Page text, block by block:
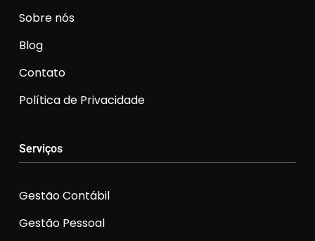
Sobre nós
Blog
Contato
Política de Privacidade
Serviços
Gestão Contábil
Gestão Pessoal